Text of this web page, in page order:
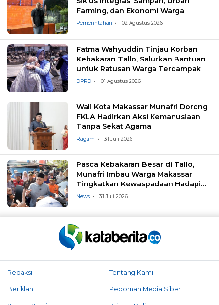
Farming, dan Ekonomi Warga
Pemerintahan 02 Agustus 2026
Fatma Wahyuddin Tinjau Korban
Kebakaran Tallo, Salurkan Bantuan
untuk Ratusan Warga Terdampak
DPRD 01 Agustus 2026
Wali Kota Makassar Munafri Dorong
FKLA Hadirkan Aksi Kemanusiaan
Tanpa Sekat Agama
Ragam 31 Juli 2026
Pasca Kebakaran Besar di Tallo,
Munafri Imbau Warga Makassar
Tingkatkan Kewaspadaan Hadapi
Musim Kemarau
News 31 Juli 2026
Redaksi Tentang Kami
Beriklan Pedoman Media Siber